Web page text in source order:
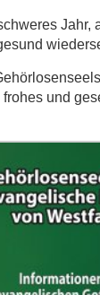
Jahr,
und